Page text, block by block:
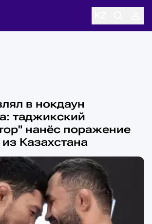
в нокдаун
таджикский
нанёс поражение
Казахстана